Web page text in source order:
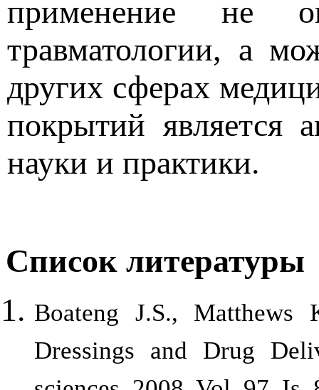
применение не
травматологии, а
других сферах
покрытий является
науки и практики.
Cписок литературы
Boateng J.S., Matthews
Dressings and Drug